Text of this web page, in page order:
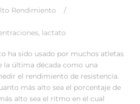
Rendimiento
/
, lactato
ha sido usado por muchos atletas
la última década como una
el rendimiento de resistencia.
más alto sea el porcentaje de
alto sea el ritmo en el cual